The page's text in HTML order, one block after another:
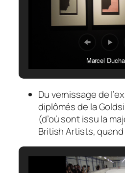
Marcel
Du vernissage de
diplômés de la
(d’où sont issu la
British Artists,